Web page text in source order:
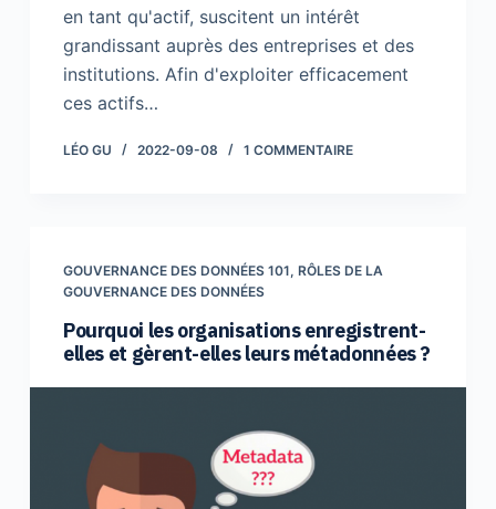
en tant qu'actif, suscitent un intérêt
grandissant auprès des entreprises et des
institutions. Afin d'exploiter efficacement
ces actifs…
LÉO GU 2022-09-08 1 COMMENTAIRE
GOUVERNANCE DES DONNÉES 101, RÔLES DE LA
GOUVERNANCE DES DONNÉES
Pourquoi les organisations enregistrent-
elles et gèrent-elles leurs métadonnées ?